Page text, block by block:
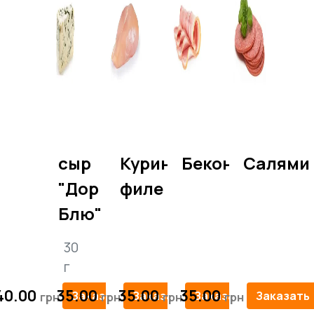
сыр
"Дор
Блю"
30
г
Заказать
Куриное
филе
35.00 Заказать
Бекон
35.00 Заказать
Салями
35.00 Заказать